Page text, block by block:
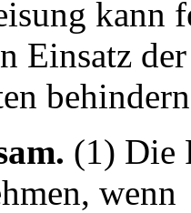
kann
Einsatz
(1) Die
wenn